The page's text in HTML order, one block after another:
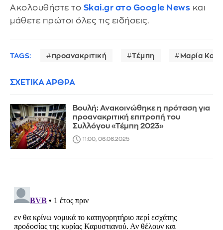
Ακολουθήστε το Skai.gr στο Google News και
μάθετε πρώτοι όλες τις ειδήσεις.
TAGS: προανακριτική Τέμπη Μαρία
ΣΧΕΤΙΚΑ ΑΡΘΡΑ
Βουλή: Ανακοινώθηκε η πρόταση για
προανακριτική επιτροπή του
Συλλόγου «Τέμπη 2023»
11:00, 06.06.2025